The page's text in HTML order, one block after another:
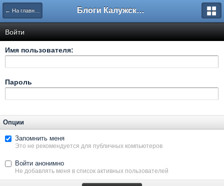
← На главную Блоги Калужского перекрестка
Войти
Имя пользователя:
Пароль
Опции
Запомнить меня
Это не рекомендуется для публичных компьютеров
Войти анонимно
Не добавлять меня в список активных пользователей